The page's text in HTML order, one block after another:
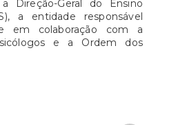
Direção-Geral do Ensino
a entidade responsável
em colaboração com a
e a Ordem dos